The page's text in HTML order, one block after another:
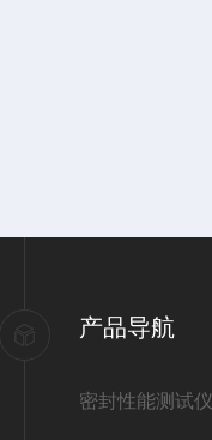
产品导航
密封性能测试仪